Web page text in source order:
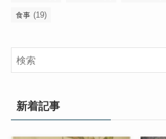
食事 (19)
新着記事